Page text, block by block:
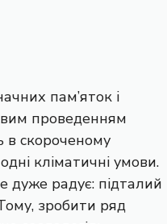
пам’яток і
проведенням
в скороченому
кліматичні умови.
дуже радує: підталий
зробити ряд